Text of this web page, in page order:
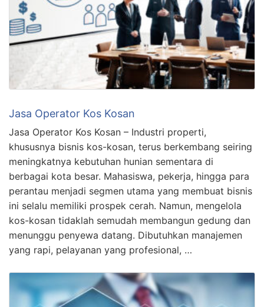
Jasa Operator Kos Kosan
Jasa Operator Kos Kosan – Industri properti,
khususnya bisnis kos-kosan, terus berkembang seiring
meningkatnya kebutuhan hunian sementara di
berbagai kota besar. Mahasiswa, pekerja, hingga para
perantau menjadi segmen utama yang membuat bisnis
ini selalu memiliki prospek cerah. Namun, mengelola
kos-kosan tidaklah semudah membangun gedung dan
menunggu penyewa datang. Dibutuhkan manajemen
yang rapi, pelayanan yang profesional, …